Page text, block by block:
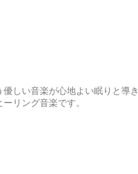
しい音楽が心地よい眠りと導き
リング音楽です。